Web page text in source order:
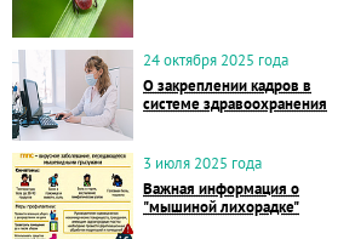
24 октября 2025 года
О закреплении кадров в
системе здравоохранения
3 июля 2025 года
Важная информация о
"мышиной лихорадке"